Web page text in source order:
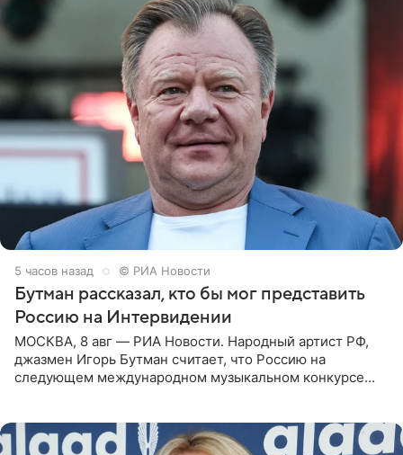
5 часов назад © РИА Новости
Бутман рассказал, кто бы мог представить
Россию на Интервидении
МОСКВА, 8 авг — РИА Новости. Народный артист РФ,
джазмен Игорь Бутман считает, что Россию на
следующем международном музыкальном конкурсе